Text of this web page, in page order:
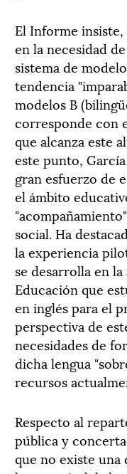
El Informe
en la necesidad
sistema de
tendencia
modelos B
corresponde con
que alcanza este
este punto,
gran esfuerzo de
el ámbito
social. Ha
la experiencia
se desarrolla en
Educación que
en inglés para el
perspectiva de
necesidades de
dicha lengua
recursos
Respecto al
pública y
que no existe